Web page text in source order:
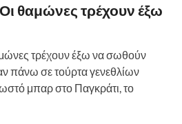
θαμώνες τρέχουν έξω
τρέχουν έξω να σωθούν
πάνω σε τούρτα γενεθλίων
μπαρ στο Παγκράτι, το